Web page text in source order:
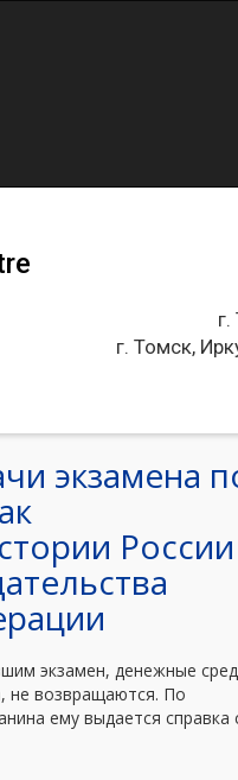
г. Томск,
экзамена
экзамен, денежные
не возвращаются. По
ему выдается справка